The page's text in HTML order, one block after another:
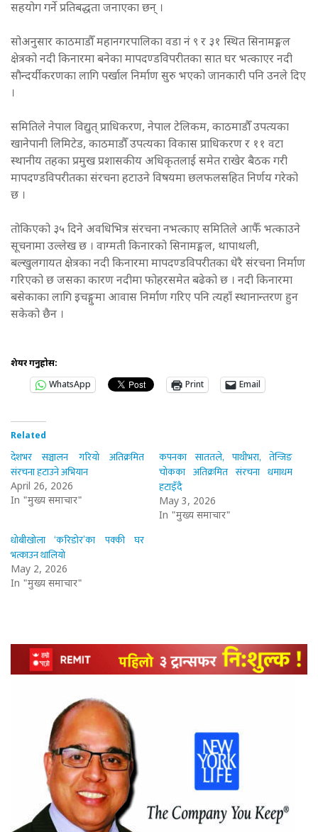
सहयोग गर्ने प्रतिबद्धता जनाएका छन् ।
सोअनुसार काठमाडौँ महानगरपालिका वडा नं ९ र ३१ स्थित सिनामङ्गल
क्षेत्रको नदी किनारमा बनेका मापदण्डविपरीतका सात घर भत्काएर नदी
सौन्दर्यीकरणका लागि पर्खाल निर्माण सुरु भएको जानकारी पनि उनले दिए
।
समितिले नेपाल विद्युत् प्राधिकरण, नेपाल टेलिकम, काठमाडौँ उपत्यका
खानेपानी लिमिटेड, काठमाडौँ उपत्यका विकास प्राधिकरण र ११ वटा
स्थानीय तहका प्रमुख प्रशासकीय अधिकृतलाई समेत राखेर बैठक गरी
मापदण्डविपरीतका संरचना हटाउने विषयमा छलफलसहित निर्णय गरेको
छ ।
तोकिएको ३५ दिने अवधिभित्र संरचना नभत्काए समितिले आफैँ भत्काउने
सूचनामा उल्लेख छ । वाग्मती किनारको सिनामङ्गल, थापाथली,
बल्खुलगायत क्षेत्रका नदी किनारमा मापदण्डविपरीतका धेरै संरचना निर्माण
गरिएको छ जसका कारण नदीमा फोहरसमेत बढेको छ । नदी किनारमा
बसेकाका लागि इचङ्गुमा आवास निर्माण गरिए पनि त्यहाँ स्थानान्तरण हुन
सकेको छैन ।
शेयर गर्नुहोस:
WhatsApp
Print Email
Related
देशभर सञ्चालन गरियो अतिक्रमित
संरचना हटाउने अभियान
April 26, 2026
In "मुख्य समाचार"
कपनका साततले, पाथीभरा, तेन्जिङ
चोकका अतिक्रमित संरचना धमाधम
हटाइँदै
May 3, 2026
In "मुख्य समाचार"
धोबीखोला ‘करिडोर’का पक्की घर
भत्काउन थालियो
May 2, 2026
In "मुख्य समाचार"